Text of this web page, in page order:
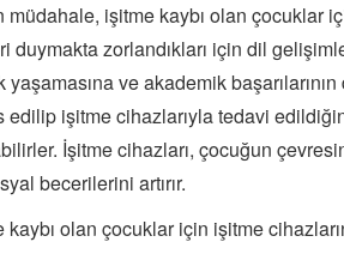
müdahale, işitme kaybı olan çocuklar
duymakta zorlandıkları için dil
yaşamasına ve akademik
edilip işitme cihazlarıyla tedavi
İşitme cihazları, çocuğun
becerilerini artırır.
kaybı olan çocuklar için işitme